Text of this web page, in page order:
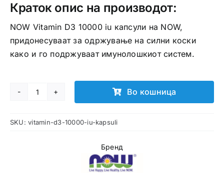
Краток опис на производот:
NOW Vitamin D3 10000 iu капсули на NOW,
придонесуваат за одржување на силни коски
како и го подржуваат имунолошкиот систем.
Vitamin
10000
Во кошница
SKU:vitamin-d3-10000-iu-kapsuli
Бренд